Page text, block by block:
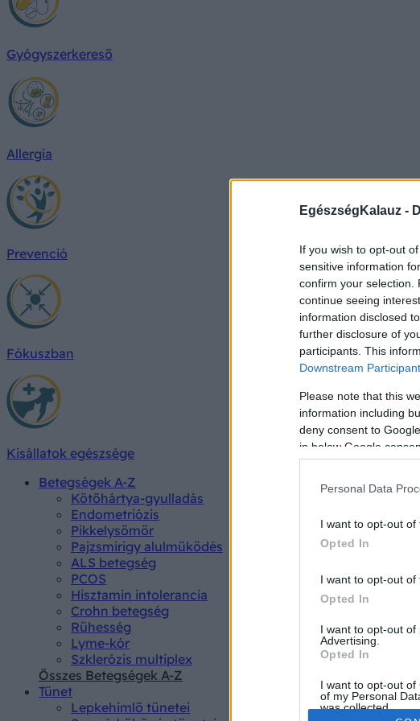
EgészségKalauz -
If you wish to opt-out
sensitive information
confirm your selection.
continue seeing
information disclosed
further disclosure of
participants. This
Downstream
Please note that this
information including
deny consent to
in below Google
Personal Data
I want to opt-out of
Opted In
I want to opt-out of
Opted In
I want to opt-out of
Advertising.
Opted In
I want to opt-out of
of my Personal
was collected.
Gyógyszerkereső
Allergia
Prevenció
Fókuszban
Kisállatok egészsége
Betegségek A-Z
Kötőhártya-gyulladás
Endometriózis
Pikkelysömör
Pajzsmirigy alulműködés
ALS betegség
PCOS
Hisztamin intolerancia
Crohn betegség
Rühesség
Lyme-kór
Szklerózis multiplex
Összes Betegségek A-Z
Tünet
Lepkehimlő tünetei